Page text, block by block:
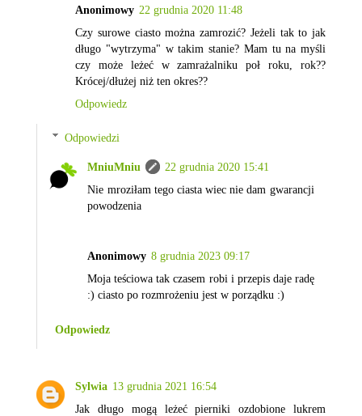
Anonimowy 22 grudnia 2020 11:48
Czy surowe ciasto można zamrozić? Jeżeli tak to jak
długo "wytrzyma" w takim stanie? Mam tu na myśli
czy może leżeć w zamrażalniku poł roku, rok??
Krócej/dłużej niż ten okres??
Odpowiedz
Odpowiedzi
MniuMniu
22 grudnia 2020 15:41
Nie mroziłam tego ciasta wiec nie dam gwarancji
powodzenia
Anonimowy 8 grudnia 2023 09:17
Moja teściowa tak czasem robi i przepis daje radę
:) ciasto po rozmrożeniu jest w porządku :)
Odpowiedz
Sylwia 13 grudnia 2021 16:54
Jak długo mogą leżeć pierniki ozdobione lukrem